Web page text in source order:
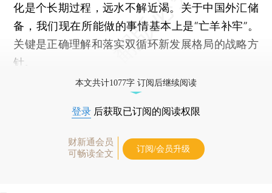
化是个长期过程，远水不解近渴。关于中国外汇储
备，我们现在所能做的事情基本上是“亡羊补牢”。
关键是正确理解和落实双循环新发展格局的战略方
针。
本文共计1077字 订阅后继续阅读
登录 后获取已订阅的阅读权限
财新通会员
可畅读全文
订阅/会员升级